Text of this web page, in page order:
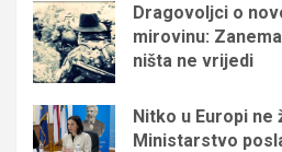
Dragovoljci o
mirovinu:
ništa ne vrijedi
Nitko u Europi ne
Ministarstvo